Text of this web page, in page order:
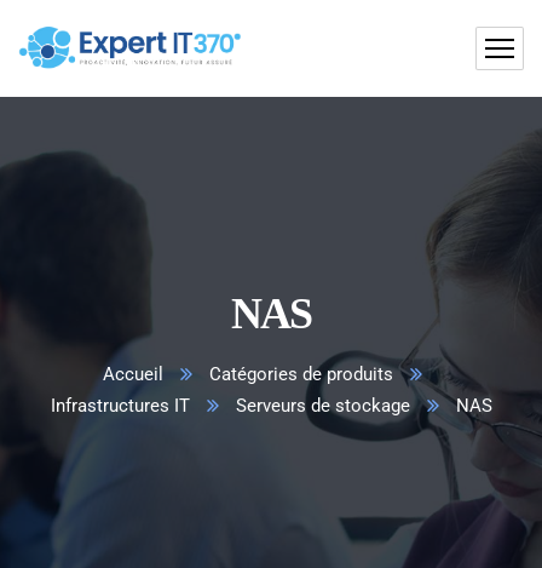
NAS
Accueil
Catégories de produits
Infrastructures IT
Serveurs de stockage NAS